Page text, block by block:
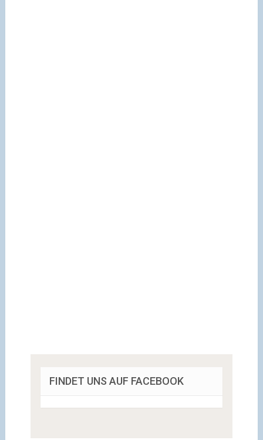
FINDET UNS AUF FACEBOOK